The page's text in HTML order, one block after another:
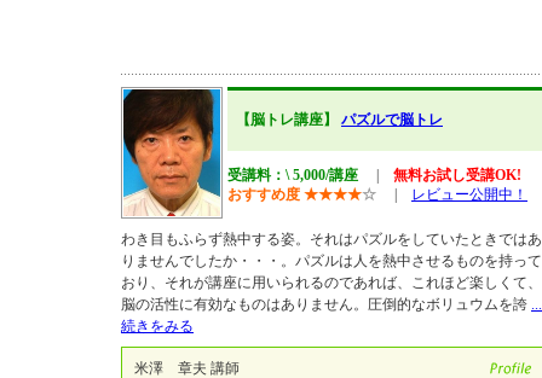
【脳トレ講座】 パズルで脳トレ
受講料：\ 5,000/講座
無料お試し受講OK!
おすすめ度 ★★★★☆ レビュー公開中！
わき目もふらず熱中する姿。それはパズルをしていたときではあ
りませんでしたか・・・。パズルは人を熱中させるものを持って
おり、それが講座に用いられるのであれば、これほど楽しくて、
脳の活性に有効なものはありません。圧倒的なボリュウムを誇 ...
続きをみる
米澤 章夫 講師